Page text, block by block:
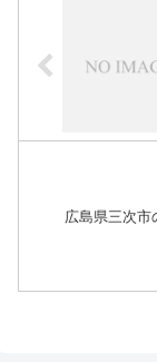
広島県三次市